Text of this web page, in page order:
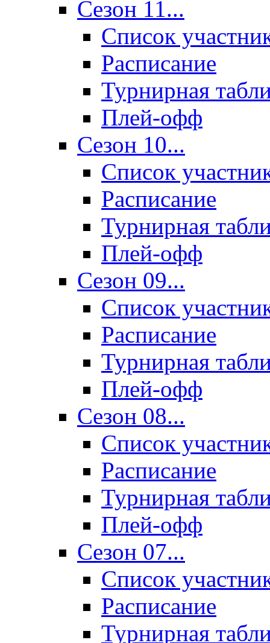
Сезон 11...
Список
Расписание
Турнирная
Плей-офф
Сезон 10...
Список
Расписание
Турнирная
Плей-офф
Сезон 09...
Список
Расписание
Турнирная
Плей-офф
Сезон 08...
Список
Расписание
Турнирная
Плей-офф
Сезон 07...
Список
Расписание
Турнирная